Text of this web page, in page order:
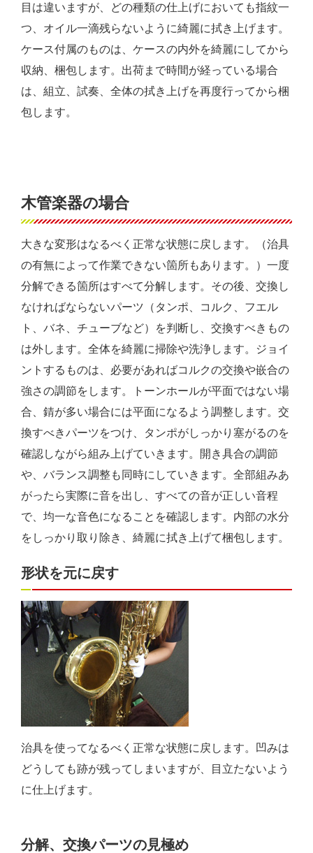
目は違いますが、どの種類の仕上げにおいても指紋一
つ、オイル一滴残らないように綺麗に拭き上げます。
ケース付属のものは、ケースの内外を綺麗にしてから
収納、梱包します。出荷まで時間が経っている場合
は、組立、試奏、全体の拭き上げを再度行ってから梱
包します。
木管楽器の場合
大きな変形はなるべく正常な状態に戻します。（治具
の有無によって作業できない箇所もあります。）一度
分解できる箇所はすべて分解します。その後、交換し
なければならないパーツ（タンポ、コルク、フエル
ト、バネ、チューブなど）を判断し、交換すべきもの
は外します。全体を綺麗に掃除や洗浄します。ジョイ
ントするものは、必要があればコルクの交換や嵌合の
強さの調節をします。トーンホールが平面ではない場
合、錆が多い場合には平面になるよう調整します。交
換すべきパーツをつけ、タンポがしっかり塞がるのを
確認しながら組み上げていきます。開き具合の調節
や、バランス調整も同時にしていきます。全部組みあ
がったら実際に音を出し、すべての音が正しい音程
で、均一な音色になることを確認します。内部の水分
をしっかり取り除き、綺麗に拭き上げて梱包します。
形状を元に戻す
治具を使ってなるべく正常な状態に戻します。凹みは
どうしても跡が残ってしまいますが、目立たないよう
に仕上げます。
分解、交換パーツの見極め